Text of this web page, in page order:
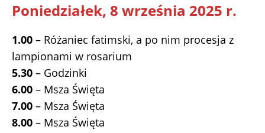
Poniedziałek, 8 września 2025 r.
1.00 – Różaniec fatimski, a po nim procesja z
lampionami w rosarium
5.30 – Godzinki
6.00 – Msza Święta
7.00 – Msza Święta
8.00 – Msza Święta